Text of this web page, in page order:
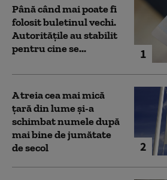
1
Până când mai poate fi
folosit buletinul vechi.
Autoritățile au stabilit
pentru cine se...
2
A treia cea mai mică
țară din lume și-a
schimbat numele după
mai bine de jumătate
de secol